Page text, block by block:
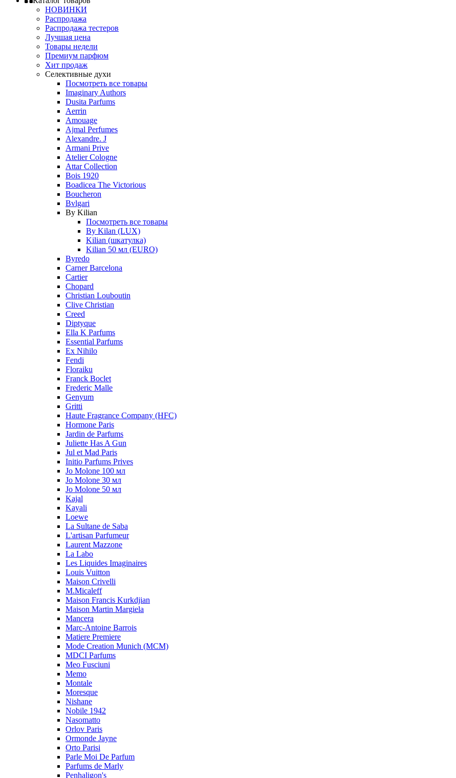
НОВИНКИ
Распродажа
Распродажа тестеров
Лучшая цена
Товары недели
Премиум парфюм
Хит продаж
Селективные духи
Посмотреть все товары
Imaginary Authors
Dusita Parfums
Aerrin
Amouage
Ajmal Perfumes
Alexandre. J
Armani Prive
Atelier Cologne
Attar Collection
Bois 1920
Boadicea The Victorious
Boucheron
Bvlgari
By Kilian
Посмотреть все товары
By Kilan (LUX)
Kilian (шкатулка)
Kilian 50 мл (EURO)
Byredo
Carner Barcelona
Cartier
Chopard
Christian Louboutin
Clive Christian
Creed
Diptyque
Ella K Parfums
Essential Parfums
Ex Nihilo
Fendi
Floraiku
Franck Boclet
Frederic Malle
Genyum
Gritti
Haute Fragrance Company (HFC)
Hormone Paris
Jardin de Parfums
Juliette Has A Gun
Jul et Mad Paris
Initio Parfums Prives
Jo Molone 100 мл
Jo Molone 30 мл
Jo Molone 50 мл
Kajal
Kayali
Loewe
La Sultane de Saba
L'artisan Parfumeur
Laurent Mazzone
La Labo
Les Liquides Imaginaires
Louis Vuitton
Maison Crivelli
M.Micaleff
Maison Francis Kurkdjian
Maison Martin Margiela
Mancera
Marc-Antoine Barrois
Matiere Premiere
Mode Creation Munich (MCM)
MDCI Parfums
Meo Fusciuni
Memo
Montale
Moresque
Nishane
Nobile 1942
Nasomatto
Orlov Paris
Ormonde Jayne
Orto Parisi
Parle Moi De Parfum
Parfums de Marly
Penhaligon's